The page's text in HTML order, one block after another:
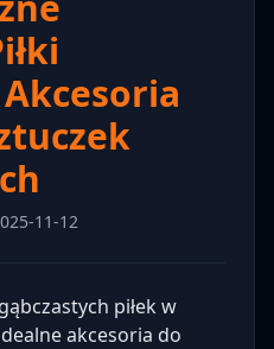
11-12
piłek w
akcesoria do